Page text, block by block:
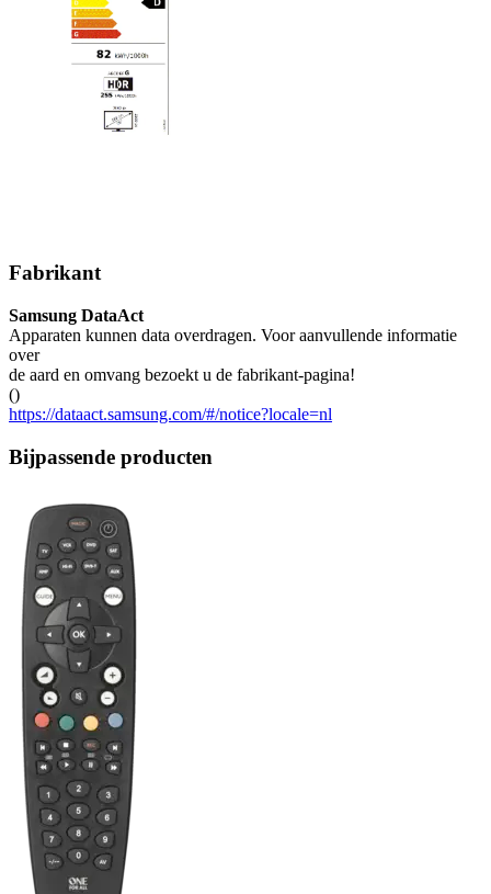
Fabrikant
Samsung DataAct
Apparaten kunnen data overdragen. Voor aanvullende informatie
over
de aard en omvang bezoekt u de fabrikant-pagina!
()
https://dataact.samsung.com/#/notice?locale=nl
Bijpassende producten